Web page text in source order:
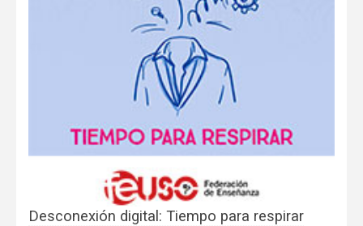
Desconexión digital: Tiempo para respirar